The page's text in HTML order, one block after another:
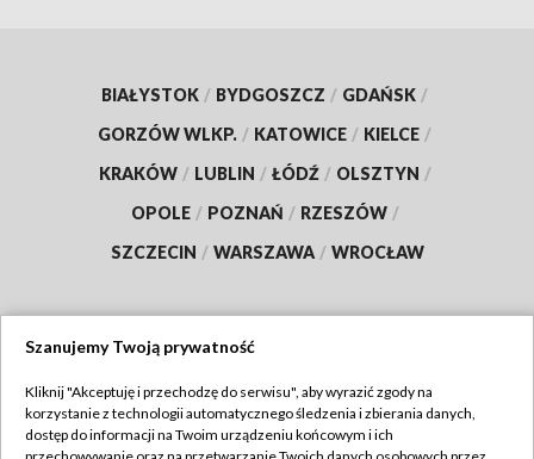
BIAŁYSTOK / BYDGOSZCZ / GDAŃSK /
GORZÓW WLKP. / KATOWICE / KIELCE /
KRAKÓW / LUBLIN / ŁÓDŹ / OLSZTYN /
OPOLE / POZNAŃ / RZESZÓW /
SZCZECIN / WARSZAWA / WROCŁAW
TVP
Szanujemy Twoją prywatność
Kliknij "Akceptuję i przechodzę do serwisu", aby wyrazić zgody na
korzystanie z technologii automatycznego śledzenia i zbierania danych,
dostęp do informacji na Twoim urządzeniu końcowym i ich